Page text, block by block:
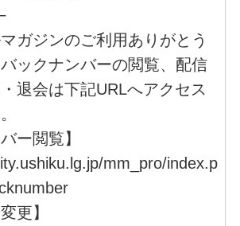
ガジンのご利用ありがとう
ックナンバーの閲覧、配信
退会は下記URLへアクセス
ー閲覧】
mm_pro/index.p
更】